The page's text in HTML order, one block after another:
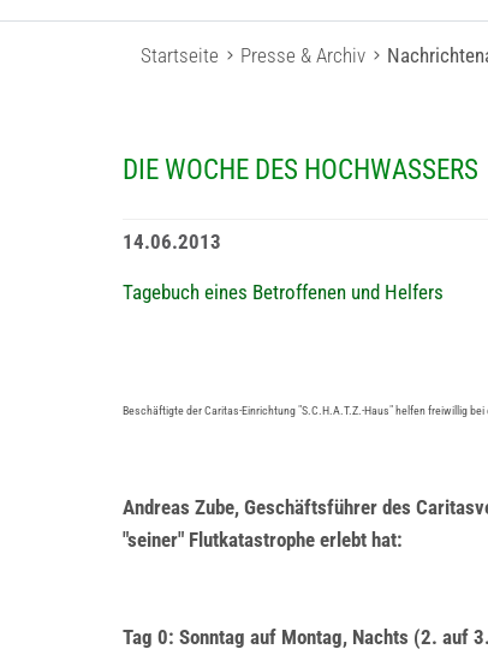
Startseite Presse & Archiv
DIE WOCHE DES HOCHWASSERS
14.06.2013
Tagebuch eines Betroffenen und Helfers
Beschäftigte der Caritas-Einrichtung "S.C.H.A.T.Z.-Haus" helfen freiwillig
Andreas Zube, Geschäftsführer des
"seiner" Flutkatastrophe erlebt hat:
Tag 0: Sonntag auf Montag, Nachts (2. auf